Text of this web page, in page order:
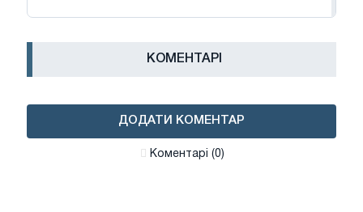
КОМЕНТАРІ
ДОДАТИ КОМЕНТАР
Коментарі (0)